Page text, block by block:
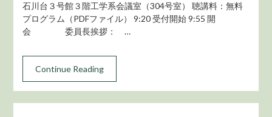
石川台３号館３階工学系会議室（304号室） 聴講料：無料
プログラム（PDFファイル） 9:20 受付開始 9:55 開
会 委員長挨拶： …
Continue Reading